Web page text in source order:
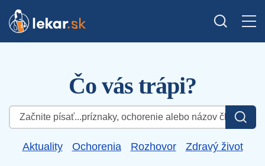
Čo vás trápi?
Hľadať:
Aktuality Ochorenia Rozhovor Zdravý život